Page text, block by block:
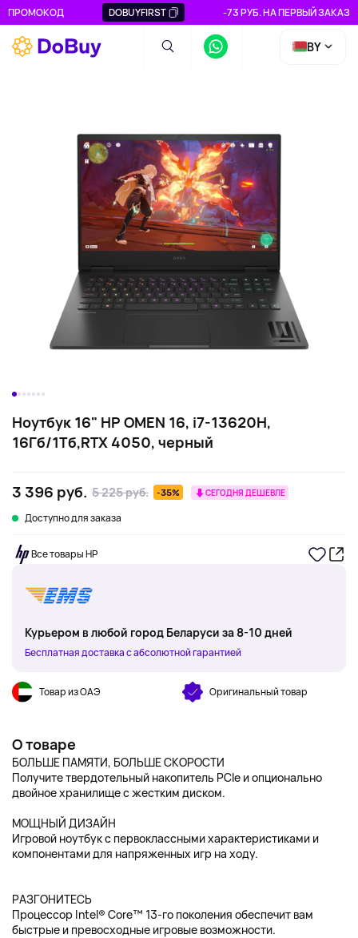
ПРОМОКОД DOBUYFIRST -73 РУБ. НА ПЕРВЫЙ ЗАКАЗ
BY
Ноутбук 16" HP OMEN 16, i7-13620H,
16Гб/1Тб,RTX 4050, черный
3 396 руб. 5 225 руб. -35% СЕГОДНЯ ДЕШЕВЛЕ
Доступно для заказа
Все товары HP
Курьером в любой город Беларуси за 8-10 дней
Бесплатная доставка с абсолютной гарантией
Товар из ОАЭ Оригинальный товар
О товаре
БОЛЬШЕ ПАМЯТИ, БОЛЬШЕ СКОРОСТИ
Получите твердотельный накопитель PCle и опционально
двойное хранилище с жестким диском.
МОЩНЫЙ ДИЗАЙН
Игровой ноутбук с первоклассными характеристиками и
компонентами для напряженных игр на ходу.
РАЗГОНИТЕСЬ
Процессор Intel® Core™ 13-го поколения обеспечит вам
быстрые и превосходные игровые возможности.